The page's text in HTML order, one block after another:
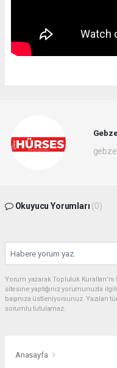
Okuyucu Yorumları (0)
Yorum yazarak Topluluk
sitesine yaptığınız yorumunuzla
başınıza üstleniyorsunuz.
sorumlu tutulamaz.
Anasayfa